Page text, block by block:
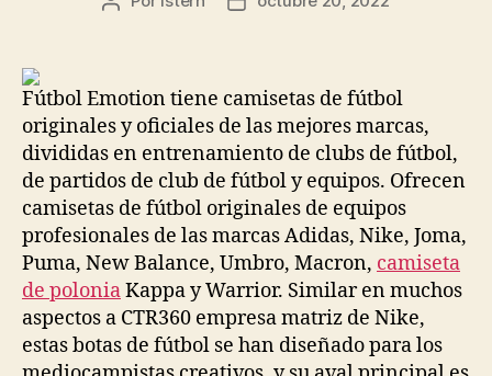
Fútbol Emotion tiene camisetas de fútbol
originales y oficiales de las mejores marcas,
divididas en entrenamiento de clubs de fútbol,
de partidos de club de fútbol y equipos. Ofrecen
camisetas de fútbol originales de equipos
profesionales de las marcas Adidas, Nike, Joma,
Puma, New Balance, Umbro, Macron, camiseta
de poloniaKappa y Warrior. Similar en muchos
aspectos a CTR360 empresa matriz de Nike,
estas botas de fútbol se han diseñado para los